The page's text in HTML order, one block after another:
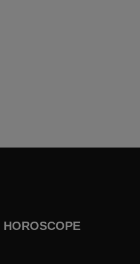
HOROSCOPE